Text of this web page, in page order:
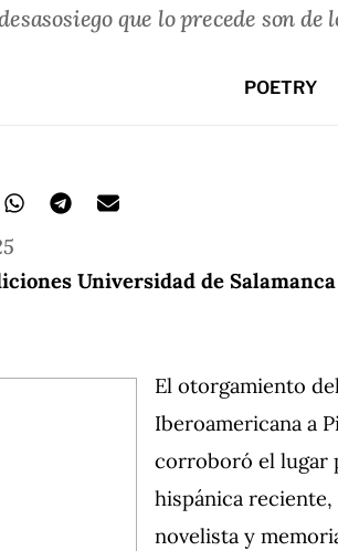
que lo precede son
POETRY
Universidad de
El otorgamiento
Iberoamericana a
corroboró el lugar
hispánica
novelista y